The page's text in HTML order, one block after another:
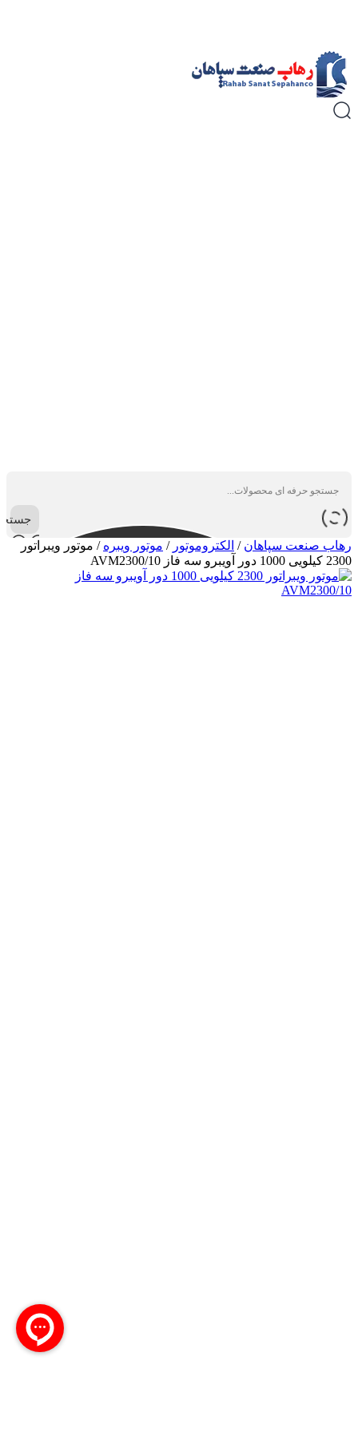
رهاب صنعت سپاهان / الکتروموتور / موتور ویبره / موتور ویبراتور
2300 کیلویی 1000 دور آویبرو سه فاز AVM2300/10